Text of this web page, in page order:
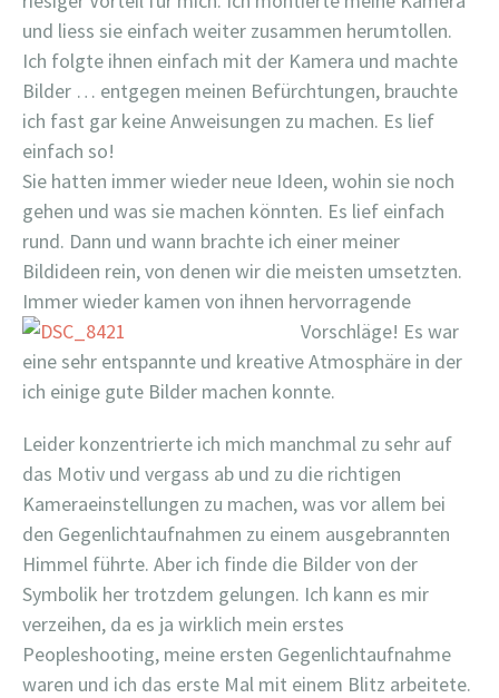
und liess sie einfach weiter zusammen herumtollen.
Ich folgte ihnen einfach mit der Kamera und machte
Bilder … entgegen meinen Befürchtungen, brauchte
ich fast gar keine Anweisungen zu machen. Es lief
einfach so!
Sie hatten immer wieder neue Ideen, wohin sie noch
gehen und was sie machen könnten. Es lief einfach
rund. Dann und wann brachte ich einer meiner
Bildideen rein, von denen wir die meisten umsetzten.
Immer wieder kamen von ihnen hervorragende
Vorschläge! Es war
eine sehr entspannte und kreative Atmosphäre in der
ich einige gute Bilder machen konnte.
Leider konzentrierte ich mich manchmal zu sehr auf
das Motiv und vergass ab und zu die richtigen
Kameraeinstellungen zu machen, was vor allem bei
den Gegenlichtaufnahmen zu einem ausgebrannten
Himmel führte. Aber ich finde die Bilder von der
Symbolik her trotzdem gelungen. Ich kann es mir
verzeihen, da es ja wirklich mein erstes
Peopleshooting, meine ersten Gegenlichtaufnahme
waren und ich das erste Mal mit einem Blitz arbeitete.